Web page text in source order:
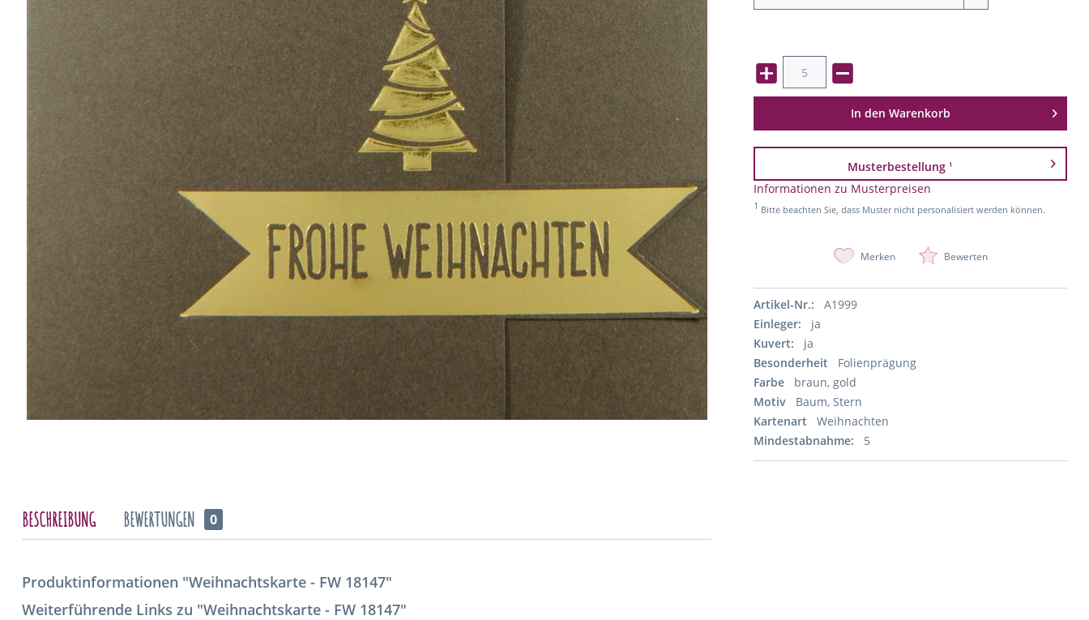
BESCHREIBUNG BEWERTUNGEN 0
Produktinformationen "Weihnachtskarte - FW 18147"
Weiterführende Links zu "Weihnachtskarte - FW 18147"
In den Warenkorb
Musterbestellung 1
Informationen zu Musterpreisen
1 Bitte beachten Sie, dass Muster nicht personalisiert werden können.
Merken Bewerten
Artikel-Nr.:
A1999
Einleger:
ja
Kuvert:
ja
Besonderheit
Folienprägung
Farbe
braun, gold
Motiv
Baum, Stern
Kartenart
Weihnachten
Mindestabnahme:
5